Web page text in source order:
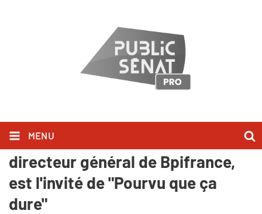
MENU
Public Sénat - Nicolas Dufourcq,
directeur général de Bpifrance,
est l'invité de "Pourvu que ça
dure"